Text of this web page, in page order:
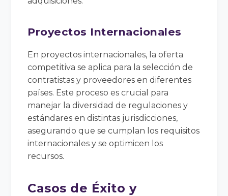
Proyectos Internacionales
En proyectos internacionales, la oferta
competitiva se aplica para la selección de
contratistas y proveedores en diferentes
países. Este proceso es crucial para
manejar la diversidad de regulaciones y
estándares en distintas jurisdicciones,
asegurando que se cumplan los requisitos
internacionales y se optimicen los
recursos.
Casos de Éxito y